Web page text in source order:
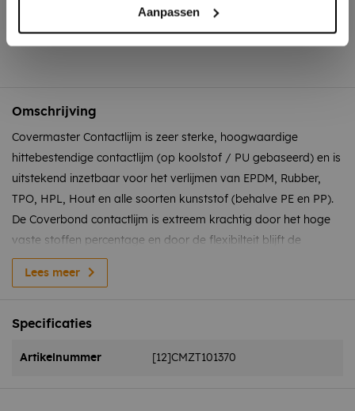
Aanpassen
Bel: +31 78-303 1670
Omschrijving
Covermaster Contactlijm is zeer sterke, hoogwaardige
hittebestendige contactlijm (op koolstof / PU gebaseerd) en is
uitstekend inzetbaar voor het verlijmen van EPDM, Rubber,
TPO, HPL, Hout en alle soorten kunststof (behalve PE en PP).
De Coverbond contactlijm is extreem krachtig door het hoge
vaste stoffen percentage en door de flexibilteit blijft de
verbinding stabiel ondanks het krimpen en uitzetten van de
met deze lijm
Lees meer
Specificaties
Artikelnummer [12]CMZT101370